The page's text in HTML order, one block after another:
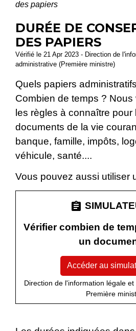
des papiers
DURÉE DE
DES PAPIERS
Vérifié le 21 Apr 2023 - Direction de
administrative (Première ministre)
Quels papiers
Combien de temps ?
les règles à connaître pour
documents de la vie
banque, famille, impôts,
véhicule, santé....
Vous pouvez aussi utiliser
assignment
Vérifier combien de
un
Accéder au
Direction de l'information légale
Première